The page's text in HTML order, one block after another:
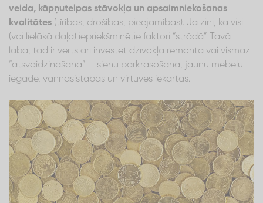
veida, kāpņutelpas stāvokļa un apsaimniekošanas
kvalitātes (tīrības, drošības, pieejamības). Ja zini, ka visi
(vai lielākā daļa) iepriekšminētie faktori “strādā” Tavā
labā, tad ir vērts arī investēt dzīvokļa remontā vai vismaz
“atsvaidzināšanā” – sienu pārkrāsošanā, jaunu mēbeļu
iegādē, vannasistabas un virtuves iekārtās.